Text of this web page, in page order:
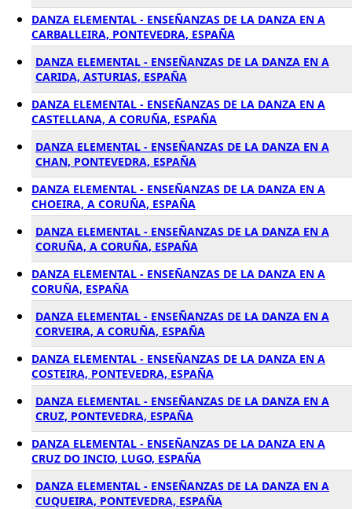
DANZA ELEMENTAL - ENSEÑANZAS DE LA DANZA EN A
CARBALLEIRA, PONTEVEDRA, ESPAÑA
DANZA ELEMENTAL - ENSEÑANZAS DE LA DANZA EN A
CARIDA, ASTURIAS, ESPAÑA
DANZA ELEMENTAL - ENSEÑANZAS DE LA DANZA EN A
CASTELLANA, A CORUÑA, ESPAÑA
DANZA ELEMENTAL - ENSEÑANZAS DE LA DANZA EN A
CHAN, PONTEVEDRA, ESPAÑA
DANZA ELEMENTAL - ENSEÑANZAS DE LA DANZA EN A
CHOEIRA, A CORUÑA, ESPAÑA
DANZA ELEMENTAL - ENSEÑANZAS DE LA DANZA EN A
CORUÑA, A CORUÑA, ESPAÑA
DANZA ELEMENTAL - ENSEÑANZAS DE LA DANZA EN A
CORUÑA, ESPAÑA
DANZA ELEMENTAL - ENSEÑANZAS DE LA DANZA EN A
CORVEIRA, A CORUÑA, ESPAÑA
DANZA ELEMENTAL - ENSEÑANZAS DE LA DANZA EN A
COSTEIRA, PONTEVEDRA, ESPAÑA
DANZA ELEMENTAL - ENSEÑANZAS DE LA DANZA EN A
CRUZ, PONTEVEDRA, ESPAÑA
DANZA ELEMENTAL - ENSEÑANZAS DE LA DANZA EN A
CRUZ DO INCIO, LUGO, ESPAÑA
DANZA ELEMENTAL - ENSEÑANZAS DE LA DANZA EN A
CUQUEIRA, PONTEVEDRA, ESPAÑA